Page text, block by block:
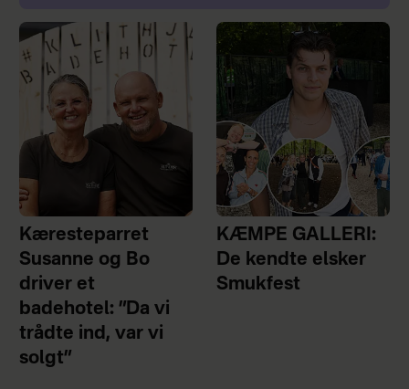
Kæresteparret
Susanne og Bo
driver et
badehotel: ”Da vi
trådte ind, var vi
solgt”
KÆMPE GALLERI:
De kendte elsker
Smukfest